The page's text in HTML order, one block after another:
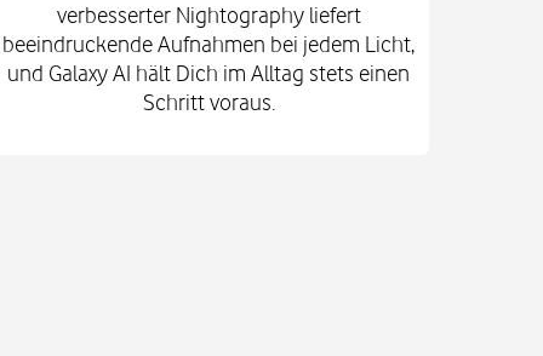
verbesserter Nightography liefert
beeindruckende Aufnahmen bei jedem Licht,
und Galaxy AI hält Dich im Alltag stets einen
Schritt voraus.